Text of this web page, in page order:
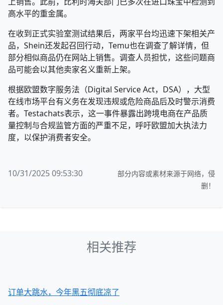
高水平的重金属。
在收到正式实验室测试结果后，两家平台均迅速下架相关产
品，Shein还发起召回行动，Temu也在调查了解详情，但
部分相似商品仍在网站上销售。调查人员担忧，这些问题商
品可能会以其他卖家名义重新上架。
根据欧盟数字服务法（Digital Service Act，DSA），大型
在线市场平台有义务在发现违规或危险商品后及时警示消费
者。Testachats表示，这一事件暴露出跨境电商在产品质
量控制与合规监管方面的严重不足，呼吁欧盟加大执法力
度，以保护消费者安全。
10/31/2025 09:53:30
部分内容或素材来源于网络，侵
删！
相关推荐
订单大跳水，今年黑五彻底凉了